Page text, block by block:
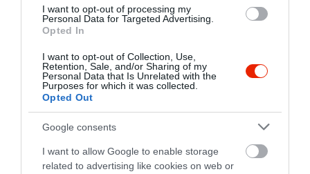
I want to opt-out of processing my
Personal Data for Targeted Advertising.
Opted In
I want to opt-out of Collection, Use,
Retention, Sale, and/or Sharing of my
Personal Data that Is Unrelated with the
Purposes for which it was collected.
Opted Out
Google consents
I want to allow Google to enable storage
related to advertising like cookies on web or
Értékelések Értékeld Te is